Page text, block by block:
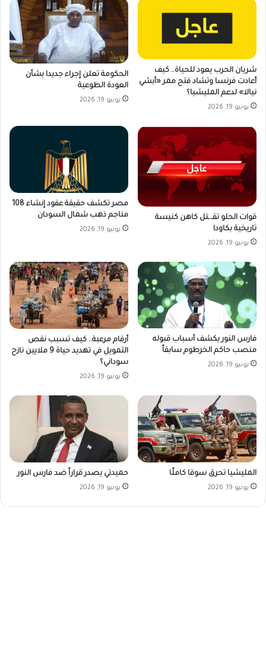
شريان الحرب يعود للحياة.. كيف
أعادت فرنسا وتشاد فتح ممر «أبشي
نيالا» لدعم المليشيا؟
يونيو 19, 2026
الحكومة تعلن إجراء جديدا بشأن
العودة الطوعية
يونيو 19, 2026
قوات الحلو تقـ.ـتل كاهن كنيسة
تاريخية بكاودا
يونيو 19, 2026
مصر تكشف حقيقة عقود إنشاء 108
مناجم ذهب شمال السودان
يونيو 19, 2026
فارس النور يكشف أسباب قبوله
منصب حاكم الخرطوم سابقاً
يونيو 19, 2026
أرقام مرعبة.. كيف تسبب نقص
التمويل في تهديد حياة 9 ملايين نازح
سوداني؟
يونيو 19, 2026
المليشيا تحرق سوقا كاملًا
يونيو 19, 2026
حميدتي يصدر قراراً ضد فارس النور
يونيو 19, 2026